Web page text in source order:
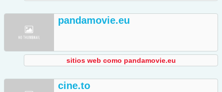
pandamovie.eu
sitios web como pandamovie.eu
cine.to